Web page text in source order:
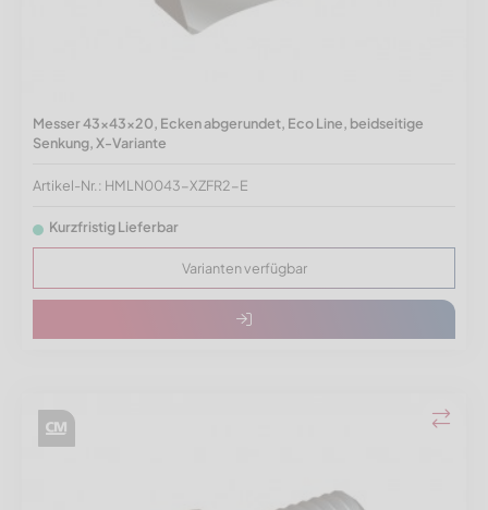
Messer 43x43x20, Ecken abgerundet, Eco Line, beidseitige
Senkung, X-Variante
Artikel-Nr.: HMLN0043-XZFR2-E
Kurzfristig Lieferbar
Varianten verfügbar